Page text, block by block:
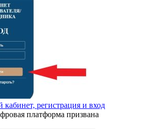
регистрация и вход
платформа призвана